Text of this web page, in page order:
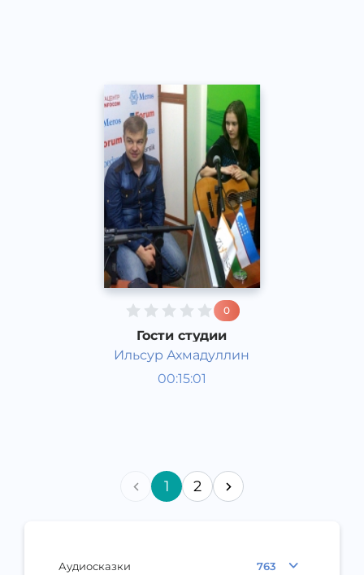
Аудиосказки 763
0
Гости студии
Ильсур Ахмадуллин
00:15:01
Радио-поздравлялки
1 2